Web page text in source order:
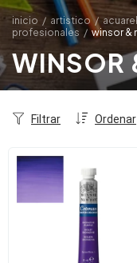
inicio / artistico /
profesionales / winsor &
WINSOR
Ordenar
Filtrar